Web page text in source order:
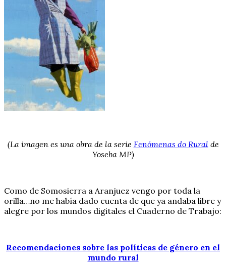
(La imagen es una obra de la serie Fenómenas do Ruralde
Yoseba MP)
Como de Somosierra a Aranjuez vengo por toda la
orilla…no me había dado cuenta de que ya andaba libre y
alegre por los mundos digitales el Cuaderno de Trabajo:
Recomendaciones sobre las políticas de género en el
mundo rural